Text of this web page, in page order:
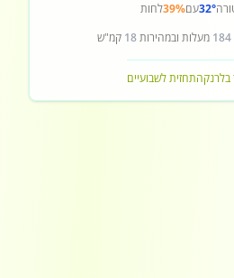
32°עם39%לחות
184 מעלות ובמהירות18 קמ"ש
בלרנקהתחזית לשבועיים